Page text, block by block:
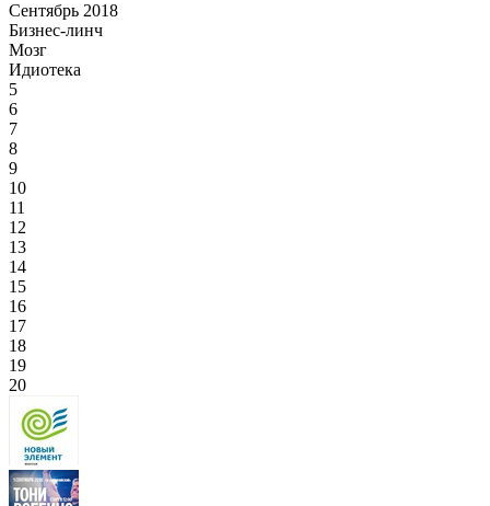
Сентябрь 2018
Бизнес-линч
Мозг
Идиотека
5
6
7
8
9
10
11
12
13
14
15
16
17
18
19
20